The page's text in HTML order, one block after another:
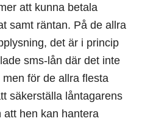
att kunna betala
samt räntan. På de allra
det är i princip
sms-lån där det inte
för de allra flesta
säkerställa låntagarens
hen kan hantera